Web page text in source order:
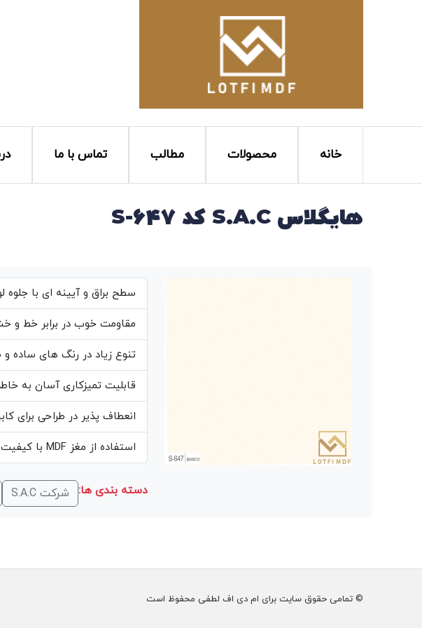
خانه محصولات مطالب تماس با ما
هایگلاس S.A.C کد S-647
سطح براق و آیینه ای با
مقاومت خوب در برابر خط
تنوع زیاد در رنگ های ساده
قابلیت تمیزکاری آسان به
انعطاف پذیر در طراحی برای
استفاده از مغز MDF با کیفیت و روکش ضد تغییر رنگ
دسته بندی ها: شرکت S.A.C
© تمامی حقوق سایت برای ام دی اف لطفی محفوظ است